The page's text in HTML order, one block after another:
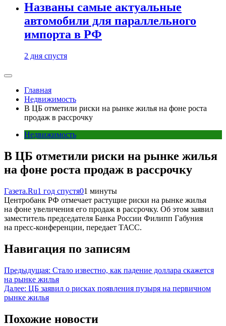
Названы самые актуальные
автомобили для параллельного
импорта в РФ
2 дня спустя
Главная
Недвижимость
В ЦБ отметили риски на рынке жилья на фоне роста
продаж в рассрочку
Недвижимость
В ЦБ отметили риски на рынке жилья
на фоне роста продаж в рассрочку
Газета.Ru1 год спустя01 минуты
Центробанк РФ отмечает растущие риски на рынке жилья
на фоне увеличения его продаж в рассрочку. Об этом заявил
заместитель председателя Банка России Филипп Габуния
на пресс-конференции, передает ТАСС.
Навигация по записям
Предыдущая: Стало известно, как падение доллара скажется
на рынке жилья
Далее: ЦБ заявил о рисках появления пузыря на первичном
рынке жилья
Похожие новости